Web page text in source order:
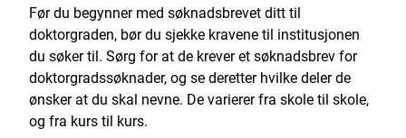
Før du begynner med søknadsbrevet ditt til
doktorgraden, bør du sjekke kravene til institusjonen
du søker til. Sørg for at de krever et søknadsbrev for
doktorgradssøknader, og se deretter hvilke deler de
ønsker at du skal nevne. De varierer fra skole til skole,
og fra kurs til kurs.